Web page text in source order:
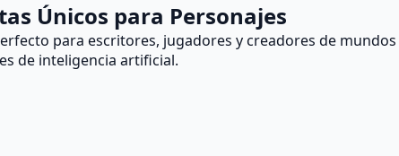
Únicos para Personajes
para escritores, jugadores y creadores de mundos
de inteligencia artificial.